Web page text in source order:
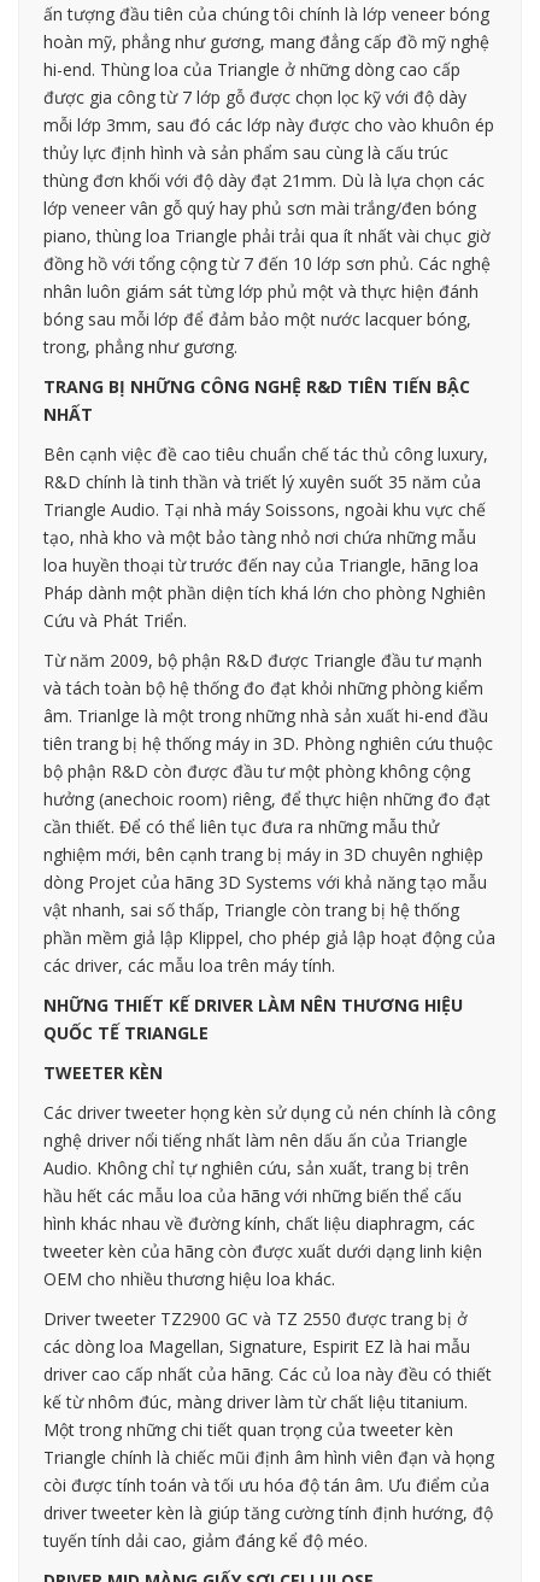
ấn tượng đầu tiên của chúng tôi chính là lớp veneer bóng
hoàn mỹ, phẳng như gương, mang đẳng cấp đồ mỹ nghệ
hi-end. Thùng loa của Triangle ở những dòng cao cấp
được gia công từ 7 lớp gỗ được chọn lọc kỹ với độ dày
mỗi lớp 3mm, sau đó các lớp này được cho vào khuôn ép
thủy lực định hình và sản phẩm sau cùng là cấu trúc
thùng đơn khối với độ dày đạt 21mm. Dù là lựa chọn các
lớp veneer vân gỗ quý hay phủ sơn mài trắng/đen bóng
piano, thùng loa Triangle phải trải qua ít nhất vài chục giờ
đồng hồ với tổng cộng từ 7 đến 10 lớp sơn phủ. Các nghệ
nhân luôn giám sát từng lớp phủ một và thực hiện đánh
bóng sau mỗi lớp để đảm bảo một nước lacquer bóng,
trong, phẳng như gương.
TRANG BỊ NHỮNG CÔNG NGHỆ R&D TIÊN TIẾN BẬC
NHẤT
Bên cạnh việc đề cao tiêu chuẩn chế tác thủ công luxury,
R&D chính là tinh thần và triết lý xuyên suốt 35 năm của
Triangle Audio. Tại nhà máy Soissons, ngoài khu vực chế
tạo, nhà kho và một bảo tàng nhỏ nơi chứa những mẫu
loa huyền thoại từ trước đến nay của Triangle, hãng loa
Pháp dành một phần diện tích khá lớn cho phòng Nghiên
Cứu và Phát Triển.
Từ năm 2009, bộ phận R&D được Triangle đầu tư mạnh
và tách toàn bộ hệ thống đo đạt khỏi những phòng kiểm
âm. Trianlge là một trong những nhà sản xuất hi-end đầu
tiên trang bị hệ thống máy in 3D. Phòng nghiên cứu thuộc
bộ phận R&D còn được đầu tư một phòng không cộng
hưởng (anechoic room) riêng, để thực hiện những đo đạt
cần thiết. Để có thể liên tục đưa ra những mẫu thử
nghiệm mới, bên cạnh trang bị máy in 3D chuyên nghiệp
dòng Projet của hãng 3D Systems với khả năng tạo mẫu
vật nhanh, sai số thấp, Triangle còn trang bị hệ thống
phần mềm giả lập Klippel, cho phép giả lập hoạt động của
các driver, các mẫu loa trên máy tính.
NHỮNG THIẾT KẾ DRIVER LÀM NÊN THƯƠNG HIỆU
QUỐC TẾ TRIANGLE
TWEETER KÈN
Các driver tweeter họng kèn sử dụng củ nén chính là công
nghệ driver nổi tiếng nhất làm nên dấu ấn của Triangle
Audio. Không chỉ tự nghiên cứu, sản xuất, trang bị trên
hầu hết các mẫu loa của hãng với những biến thể cấu
hình khác nhau về đường kính, chất liệu diaphragm, các
tweeter kèn của hãng còn được xuất dưới dạng linh kiện
OEM cho nhiều thương hiệu loa khác.
Driver tweeter TZ2900 GC và TZ 2550 được trang bị ở
các dòng loa Magellan, Signature, Espirit EZ là hai mẫu
driver cao cấp nhất của hãng. Các củ loa này đều có thiết
kế từ nhôm đúc, màng driver làm từ chất liệu titanium.
Một trong những chi tiết quan trọng của tweeter kèn
Triangle chính là chiếc mũi định âm hình viên đạn và họng
còi được tính toán và tối ưu hóa độ tán âm. Ưu điểm của
driver tweeter kèn là giúp tăng cường tính định hướng, độ
tuyến tính dải cao, giảm đáng kể độ méo.